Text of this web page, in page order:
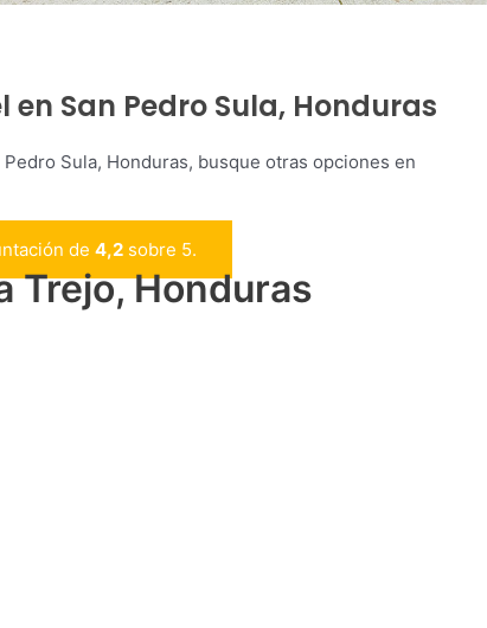
San Pedro Sula, Honduras
Sula, Honduras, busque otras opciones en
de 4,2 sobre 5.
Trejo, Honduras